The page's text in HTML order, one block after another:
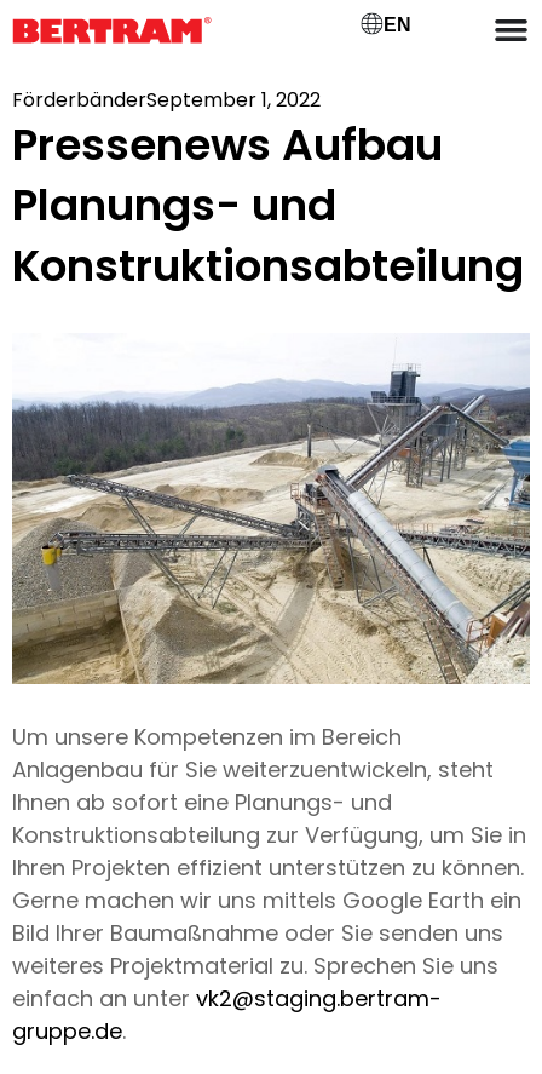
EN
FörderbänderSeptember 1, 2022
Pressenews Aufbau
Planungs- und
Konstruktionsabteilung
Um unsere Kompetenzen im Bereich
Anlagenbau für Sie weiterzuentwickeln, steht
Ihnen ab sofort eine Planungs- und
Konstruktionsabteilung zur Verfügung, um Sie in
Ihren Projekten effizient unterstützen zu können.
Gerne machen wir uns mittels Google Earth ein
Bild Ihrer Baumaßnahme oder Sie senden uns
weiteres Projektmaterial zu. Sprechen Sie uns
einfach an unter vk2@staging.bertram-
gruppe.de.